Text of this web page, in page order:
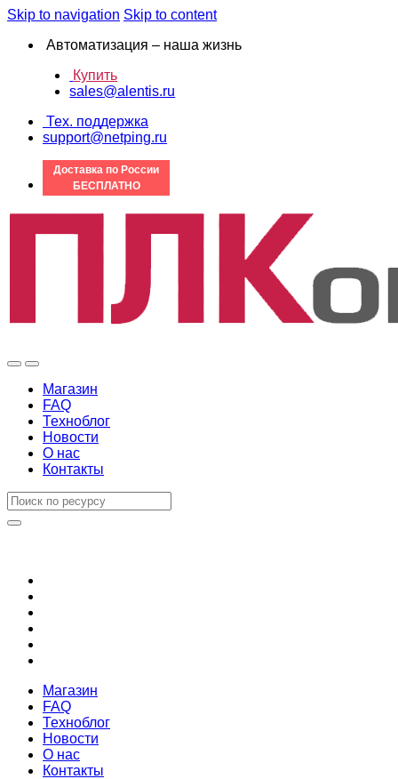
Skip to navigation Skip to content
Автоматизация – наша жизнь
Купить
sales@alentis.ru
Тех. поддержка
support@netping.ru
Доставка по России
БЕСПЛАТНО
Магазин
FAQ
Техноблог
Новости
О нас
Контакты
Магазин
FAQ
Техноблог
Новости
О нас
Контакты